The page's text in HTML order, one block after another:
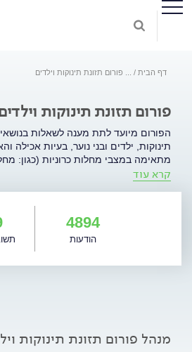
דף הבית פורום תזונת תינוקות וילדים
פורום תזונת תינוקות
הפורום מיועד לתת מענה לשאלות
תינוקות, ילדים ובני נוער, בעיות אכילה
מתאימה במצבי מחלות כרוניות (כגון:
מחלות כבד, ציסטיק פיברוזיס, הזנה דרך
קרא עוד
4894
הודעות
מנהל פורום תזונת תינוקות